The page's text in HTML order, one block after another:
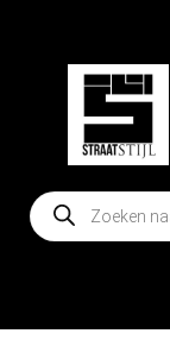
Producten
zoeken